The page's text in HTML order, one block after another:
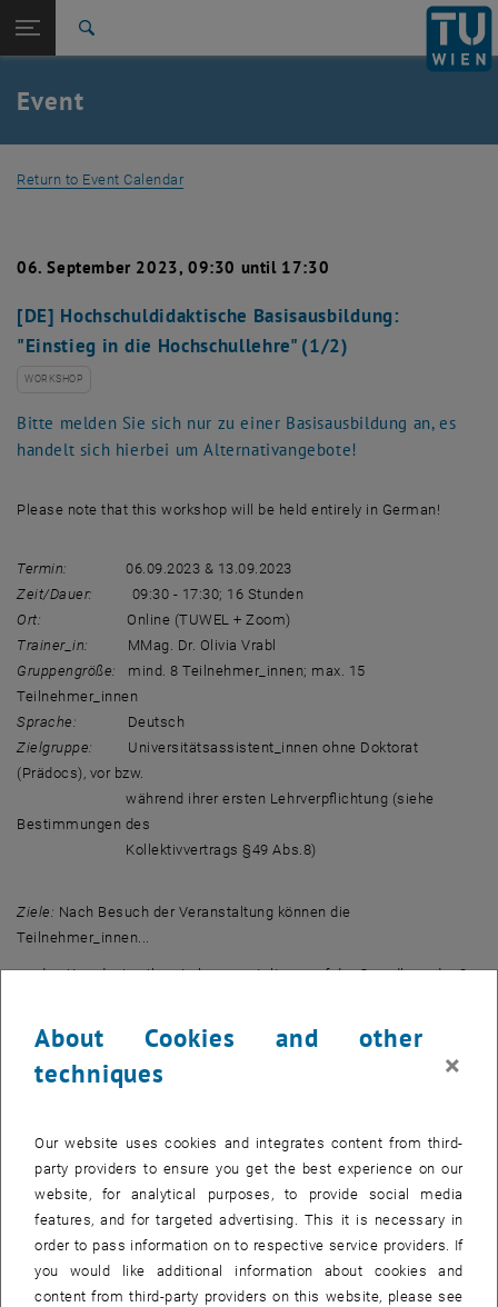
TU Login
Quicklinks
Toggle quicklinks menu
Studies
Back to:
Event
Return to Event Calendar
06. September 2023, 09:30 until 17:30
[DE] Hochschuldidaktische Basisausbildung:
"Einstieg in die Hochschullehre" (1/2)
WORKSHOP
Bitte melden Sie sich nur zu einer Basisausbildung an, es
handelt sich hierbei um Alternativangebote!
Please note that this workshop will be held entirely in German!
Termin:06.09.2023 & 13.09.2023
Zeit/Dauer: 09:30 - 17:30; 16 Stunden
Ort:Online (TUWEL + Zoom)
Trainer_in: MMag. Dr. Olivia Vrabl
Gruppengröße: mind. 8 Teilnehmer_innen; max. 15
Teilnehmer_innen
Sprache: Deutsch
Zielgruppe: Universitätsassistent_innen ohne Doktorat
(Prädocs), vor bzw.
während ihrer ersten Lehrverpflichtung (siehe
Bestimmungen des
Kollektivvertrags §49 Abs.8)
Ziele: Nach Besuch der Veranstaltung können die
Teilnehmer_innen...
…das Kursdesign ihrer Lehrveranstaltung auf der Grundlage der 3-
…wesentliche didaktische Prinzipien in das
…die Leistungsbeurteilung für ihre Lehrveranstaltungen auf Basis
…Aufgabenstellungen und Lehrveranstaltungsbeschreibungen
gestalten.
…wesentliche Elemente des eigenen Lehrmanagements sowie der
persönlichen Lehrphilosophie benennen.
Inhalt:
3-Schritt-Logik (Constructive Alignment)
About Cookies and other
techniques
×
Our website uses cookies and integrates content from third-
party providers to ensure you get the best experience on our
website, for analytical purposes, to provide social media
features, and for targeted advertising. This it is necessary in
order to pass information on to respective service providers. If
you would like additional information about cookies and
content from third-party providers on this website, please see